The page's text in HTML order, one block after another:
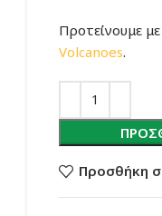
Προτείνουμε
Volcanoes.
Προσθήκη